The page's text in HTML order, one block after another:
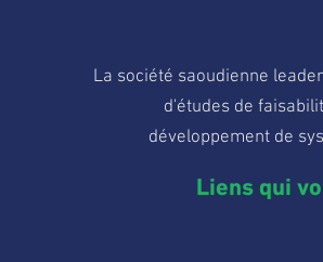
La société saoudienne
d'études de
développement de
Liens qui